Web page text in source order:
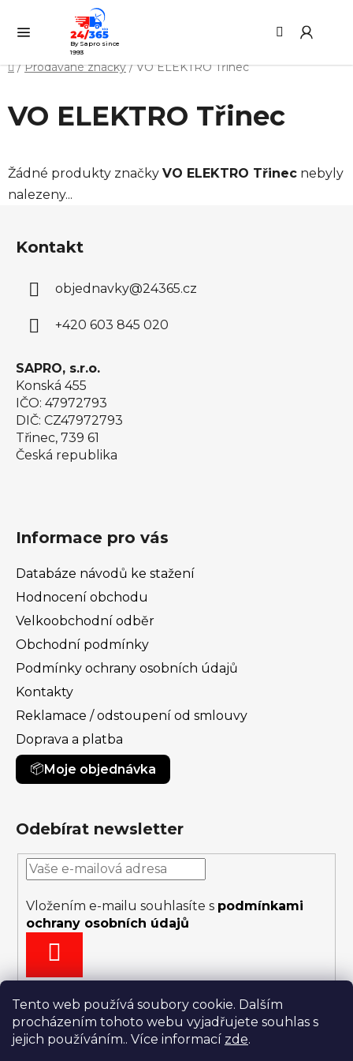
Tento web používá soubory cookie. Dalším
procházením tohoto webu vyjadřujete souhlas s
jejich používáním.. Více informací zde.
obsah
By Sapro since
1993
Domů
/ Prodávané značky / VO ELEKTRO Třinec
VO ELEKTRO Třinec
Žádné produkty značky VO ELEKTRO Třinec nebyly
nalezeny...
Kontakt
objednavky@24365.cz
+420 603 845 020
SAPRO, s.r.o.
Konská 455
IČO: 47972793
DIČ: CZ47972793
Třinec, 739 61
Česká republika
Informace pro vás
Databáze návodů ke stažení
Hodnocení obchodu
Velkoobchodní odběr
Obchodní podmínky
Podmínky ochrany osobních údajů
Kontakty
Reklamace / odstoupení od smlouvy
Doprava a platba
Moje objednávka
Odebírat newsletter
Vložením e-mailu souhlasíte s podmínkami
ochrany osobních údajů
SE